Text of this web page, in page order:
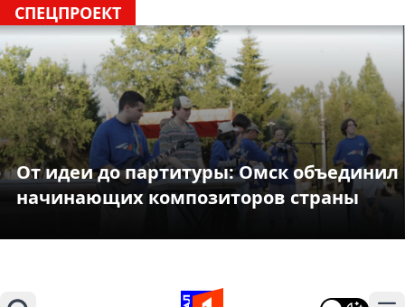
СПЕЦПРОЕКТ
От идеи до партитуры: Омск объединил
начинающих композиторов страны